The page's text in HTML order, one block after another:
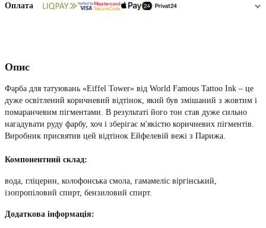
Оплата
Опис
Фарба для татуювань «Eiffel Tower» від World Famous Tattoo Ink – це
дуже освітлений коричневий відтінок, який був змішаний з жовтим і
помаранчевим пігментами. В результаті його тон став дуже сильно
нагадувати руду фарбу, хоч і зберігає м'якістю коричневих пігментів.
Виробник присвятив цей відтінок Ейфелевій вежі з Парижа.
Компонентний склад:
вода, гліцерин, колофонська смола, гамамеліс віргінський,
ізопропіловий спирт, бензиловий спирт.
Додаткова інформація: